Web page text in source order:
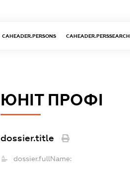
CAHEADER.PERSONS CAHEADER.PERSSEARCH
ЮНІТ ПРОФІ
dossier.title
dossier.fullName: